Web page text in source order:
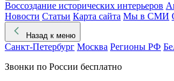
Воссоздание исторических интерьеров
Новости Статьи Карта сайта Мы в СМИ
Назад к меню
Санкт-Петербург Москва Регионы РФ
Звонки по России бесплатно